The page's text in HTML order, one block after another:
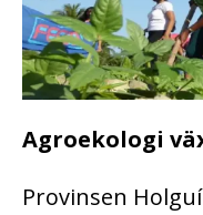
Agroekologi
Provinsen